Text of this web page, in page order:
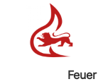
Feuer